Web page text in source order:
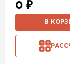
0 ₽
В